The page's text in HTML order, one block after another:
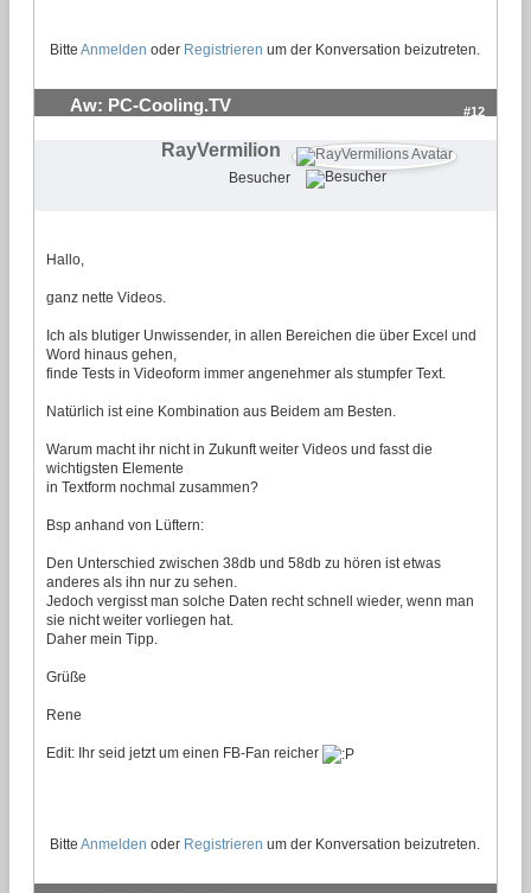
Bitte Anmelden oder Registrieren um der Konversation beizutreten.
Aw: PC-Cooling.TV #12
RayVermilion
Besucher
Hallo,
ganz nette Videos.
Ich als blutiger Unwissender, in allen Bereichen die über Excel und
Word hinaus gehen,
finde Tests in Videoform immer angenehmer als stumpfer Text.
Natürlich ist eine Kombination aus Beidem am Besten.
Warum macht ihr nicht in Zukunft weiter Videos und fasst die
wichtigsten Elemente
in Textform nochmal zusammen?
Bsp anhand von Lüftern:
Den Unterschied zwischen 38db und 58db zu hören ist etwas
anderes als ihn nur zu sehen.
Jedoch vergisst man solche Daten recht schnell wieder, wenn man
sie nicht weiter vorliegen hat.
Daher mein Tipp.
Grüße
Rene
Edit: Ihr seid jetzt um einen FB-Fan reicher
Bitte Anmelden oder Registrieren um der Konversation beizutreten.